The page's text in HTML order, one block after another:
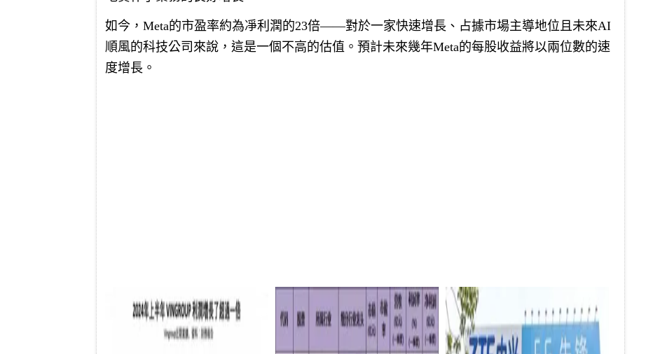
如今，Meta的市盈率約為凈利潤的23倍——對於一家快速增長、占據市場主導地位且未來AI
順風的科技公司來說，這是一個不高的估值。預計未來幾年Meta的每股收益將以兩位數的速
度增長。